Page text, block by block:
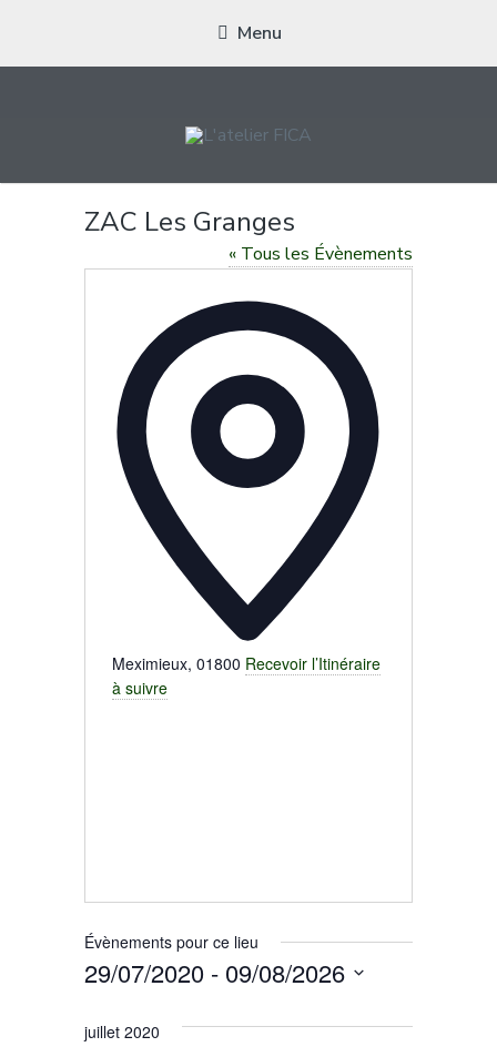
Menu
Meximieux
ZAC Les Granges
« Tous les Évènements
Meximieux, 01800 Recevoir l’Itinéraire
à suivre
Évènements pour ce lieu
29/07/2020 - 09/08/2026
une
juillet 2020